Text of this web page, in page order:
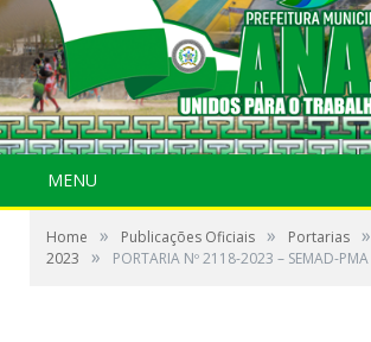
MENU
Home » Publicações Oficiais » Portarias »
2023
» PORTARIA Nº 2118-2023 – SEMAD-PMA